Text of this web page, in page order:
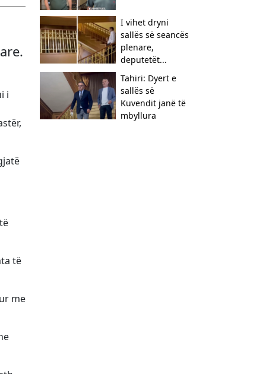
i
të
me
I vihet dryni
sallës së seancës
plenare,
deputetët...
Tahiri: Dyert e
sallës së
Kuvendit janë të
mbyllura